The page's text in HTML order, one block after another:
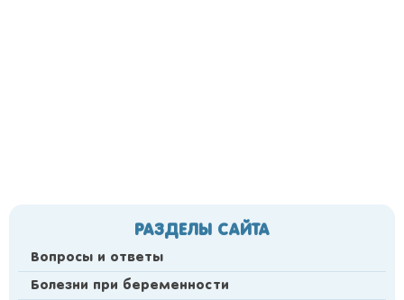
РАЗДЕЛЫ САЙТА
Вопросы и ответы
Болезни при беременности